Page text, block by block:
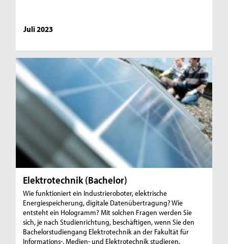
Juli 2023
Elektrotechnik (Bachelor)
Wie funktioniert ein Industrieroboter, elektrische
Energiespeicherung, digitale Datenübertragung? Wie
entsteht ein Hologramm? Mit solchen Fragen werden Sie
sich, je nach Studienrichtung, beschäftigen, wenn Sie den
Bachelorstudiengang Elektrotechnik an der Fakultät für
Informations-, Medien- und Elektrotechnik studieren.